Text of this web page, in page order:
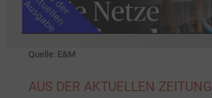
Quelle: E&M
AUS DER AKTUELLEN ZEITUNG